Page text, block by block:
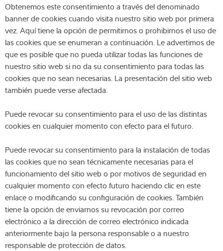
Obtenemos este consentimiento a través del denominado
banner de cookies cuando visita nuestro sitio web por primera
vez. Aquí tiene la opción de permitirnos o prohibirnos el uso de
las cookies que se enumeran a continuación. Le advertimos de
que es posible que no pueda utilizar todas las funciones de
nuestro sitio web si no da su consentimiento para todas las
cookies que no sean necesarias. La presentación del sitio web
también puede verse afectada.
Puede revocar su consentimiento para el uso de las distintas
cookies en cualquier momento con efecto para el futuro.
Puede revocar su consentimiento para la instalación de todas
las cookies que no sean técnicamente necesarias para el
funcionamiento del sitio web o por motivos de seguridad en
cualquier momento con efecto futuro haciendo clic en este
enlace o modificando su configuración de cookies. También
tiene la opción de enviarnos su revocación por correo
electrónico a la dirección de correo electrónico indicada
anteriormente bajo la persona responsable o a nuestro
responsable de protección de datos.